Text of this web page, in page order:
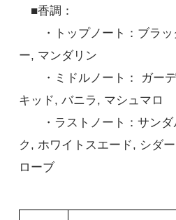
■香調：
・トップノート：ブラッ
ー, マンダリン
・ミドルノート： ガーデ
キッド, バニラ, マシュマロ
・ラストノート：サンダ
ク, ホワイトスエード, シダ
ローブ